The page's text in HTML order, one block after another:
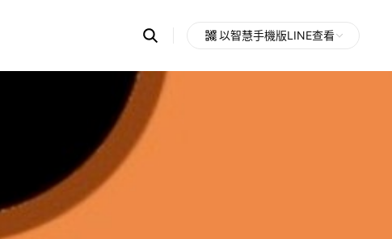
Search
OpenChats
messages
search
area
以智慧手機版LINE查看